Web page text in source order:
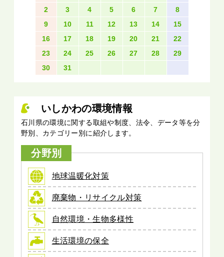
2
3 4 5 6 7
8
9
10 11 12 13 14
15
16
17 18 19 20 21
22
23
24 25 26 27 28
29
30
31
いしかわの環境情報
石川県の環境に関する取組や制度、法令、データ等を分
野別、カテゴリー別に紹介します。
分野別
地球温暖化対策
廃棄物・リサイクル対策
自然環境・生物多様性
生活環境の保全